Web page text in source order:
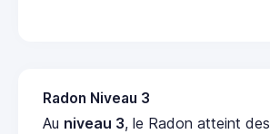
Radon Niveau 3
Au niveau 3, le Radon atteint des